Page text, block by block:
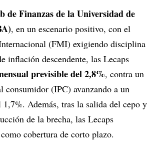
de Finanzas de la Universidad de
, en un escenario positivo, con el
(FMI) exigiendo disciplina
inflación descendente, las Lecaps
previsible del 2,8%, contra un
consumidor (IPC) avanzando a un
Además, tras la salida del cepo y
de la brecha, las Lecaps
cobertura de corto plazo.